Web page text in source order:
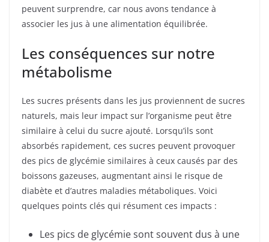
peuvent surprendre, car nous avons tendance à
associer les jus à une alimentation équilibrée.
Les conséquences sur notre
métabolisme
Les sucres présents dans les jus proviennent de sucres
naturels, mais leur impact sur l’organisme peut être
similaire à celui du sucre ajouté. Lorsqu’ils sont
absorbés rapidement, ces sucres peuvent provoquer
des pics de glycémie similaires à ceux causés par des
boissons gazeuses, augmentant ainsi le risque de
diabète et d’autres maladies métaboliques. Voici
quelques points clés qui résument ces impacts :
Les pics de glycémie sont souvent dus à une